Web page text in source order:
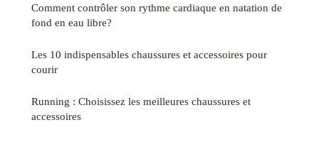
Comment contrôler son rythme cardiaque en natation de
fond en eau libre?
Les 10 indispensables chaussures et accessoires pour
courir
Running : Choisissez les meilleures chaussures et
accessoires